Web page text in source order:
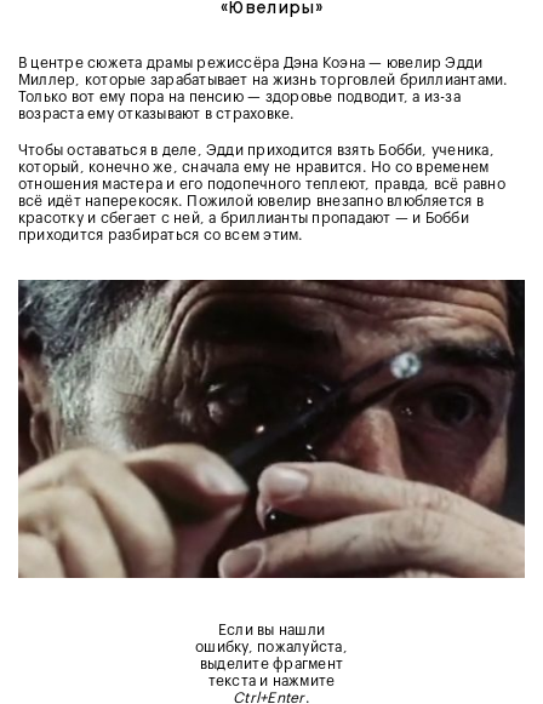
«Ювелиры»
В центре сюжета драмы режиссёра Дэна Коэна — ювелир Эдди
Миллер, которые зарабатывает на жизнь торговлей бриллиантами.
Только вот ему пора на пенсию — здоровье подводит, а из-за
возраста ему отказывают в страховке.
Чтобы оставаться в деле, Эдди приходится взять Бобби, ученика,
который, конечно же, сначала ему не нравится. Но со временем
отношения мастера и его подопечного теплеют, правда, всё равно
всё идёт наперекосяк. Пожилой ювелир внезапно влюбляется в
красотку и сбегает с ней, а бриллианты пропадают — и Бобби
приходится разбираться со всем этим.
Если вы нашли
ошибку, пожалуйста,
выделите фрагмент
текста и нажмите
Ctrl+Enter.